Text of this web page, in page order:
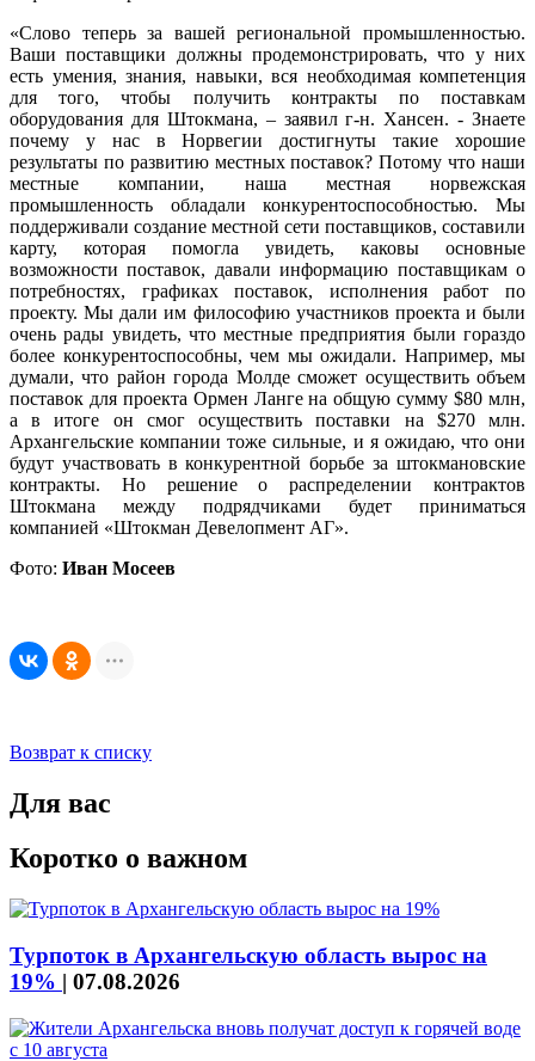
«Слово теперь за вашей региональной промышленностью.
Ваши поставщики должны продемонстрировать, что у них
есть умения, знания, навыки, вся необходимая компетенция
для того, чтобы получить контракты по поставкам
оборудования для Штокмана, – заявил г-н. Хансен. - Знаете
почему у нас в Норвегии достигнуты такие хорошие
результаты по развитию местных поставок? Потому что наши
местные компании, наша местная норвежская
промышленность обладали конкурентоспособностью. Мы
поддерживали создание местной сети поставщиков, составили
карту, которая помогла увидеть, каковы основные
возможности поставок, давали информацию поставщикам о
потребностях, графиках поставок, исполнения работ по
проекту. Мы дали им философию участников проекта и были
очень рады увидеть, что местные предприятия были гораздо
более конкурентоспособны, чем мы ожидали. Например, мы
думали, что район города Молде сможет осуществить объем
поставок для проекта Ормен Ланге на общую сумму $80 млн,
а в итоге он смог осуществить поставки на $270 млн.
Архангельские компании тоже сильные, и я ожидаю, что они
будут участвовать в конкурентной борьбе за штокмановские
контракты. Но решение о распределении контрактов
Штокмана между подрядчиками будет приниматься
компанией «Штокман Девелопмент АГ».
Фото: Иван Мосеев
Возврат к списку
Для вас
Коротко о важном
Турпоток в Архангельскую область вырос на
19% | 07.08.2026